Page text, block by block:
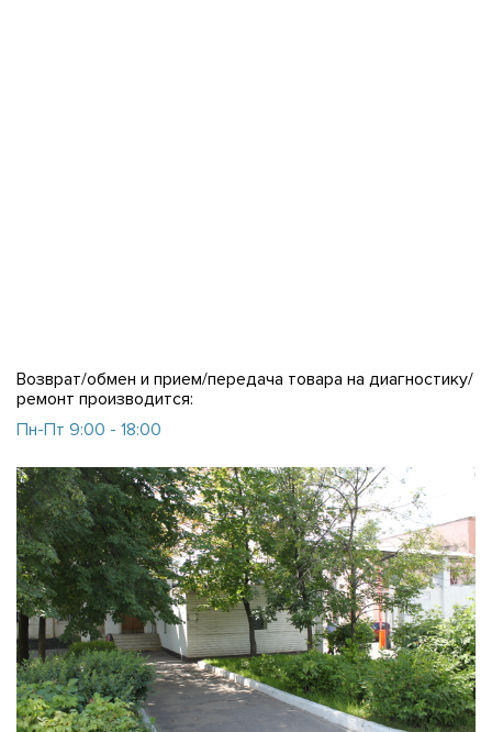
Возврат/обмен и прием/передача товара на диагностику/
ремонт производится:
Пн-Пт 9:00 - 18:00